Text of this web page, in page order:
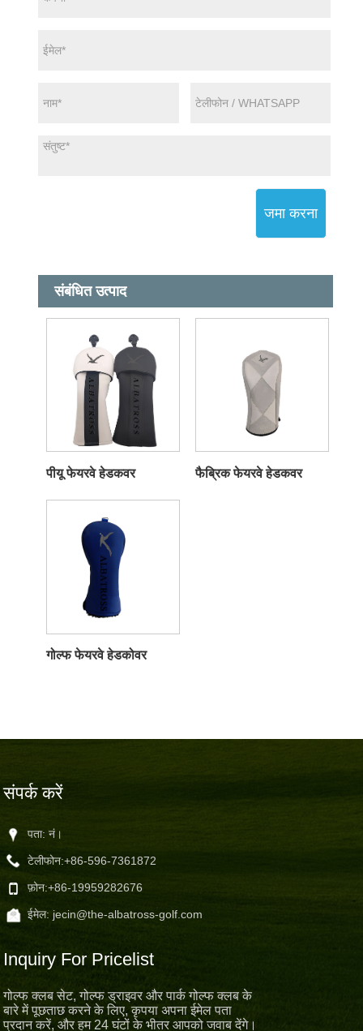
जमा करना
संबंधित उत्पाद
पीयू फेयरवे हेडकवर फैब्रिक फेयरवे हेडकवर
गोल्फ फेयरवे हेडकोवर
संपर्क करें
पता: नं।
टेलीफोन:+86-596-7361872
फ़ोन:+86-19959282676
ईमेल: jecin@the-albatross-golf.com
Inquiry For Pricelist
गोल्फ क्लब सेट, गोल्फ ड्राइवर और पार्क गोल्फ क्लब के
बारे में पूछताछ करने के लिए, कृपया अपना ईमेल पता
प्रदान करें, और हम 24 घंटों के भीतर आपको जवाब देंगे।